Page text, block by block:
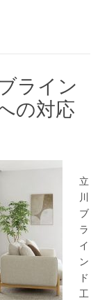
ライン
の対応
立
川
ブ
ラ
イ
ン
ド
工